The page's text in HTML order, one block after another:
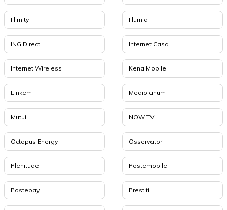
Illimity Illumia
ING Direct Internet Casa
Internet Wireless Kena Mobile
Linkem Mediolanum
Mutui NOW TV
Octopus Energy Osservatori
Plenitude Postemobile
Postepay Prestiti